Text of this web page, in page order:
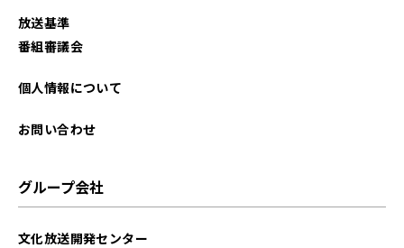
2024年04月
2024年01月
放送基準
番組審議会
個人情報について
お問い合わせ
グループ会社
文化放送開発センター